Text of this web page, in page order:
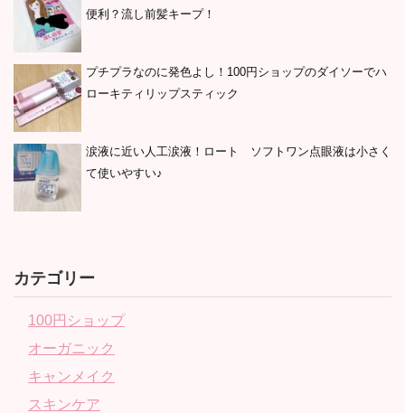
便利？流し前髪キープ！
プチプラなのに発色よし！100円ショップのダイソーでハ
ローキティリップスティック
涙液に近い人工涙液！ロート ソフトワン点眼液は小さく
て使いやすい♪
カテゴリー
100円ショップ
オーガニック
キャンメイク
スキンケア